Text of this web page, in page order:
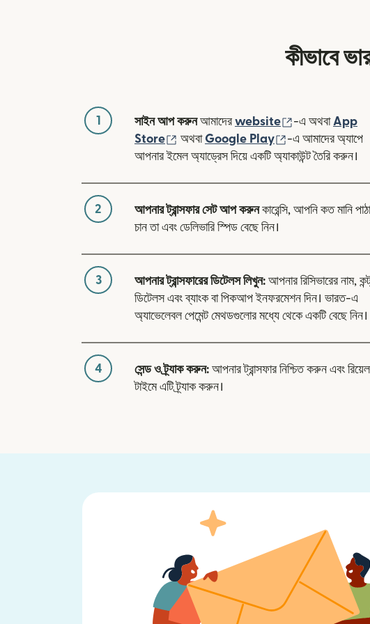
কীভাবে
1 সাইন আপ করুনআমাদেরwebsite (নতুন উইন্ডোতে
-এ অথবাApp
Store
(নতুন উইন্ডোতে খুলবে)
অথবা Google Play (নতুন উইন্ডোতে খুলবে)
-এ আমাদের অ্যাপে
আপনার ইমেল অ্যাড্রেস দিয়ে একটি অ্যাকাউন্ট তৈরি করুন।
2 আপনার ট্রান্সফার সেট আপ করুনকারেন্সি, আপনি কত মানি
চান তা এবং ডেলিভারি স্পিড বেছে নিন।
3 আপনার ট্রান্সফারের ডিটেলস লিখুন: আপনার রিসিভারের নাম,
ডিটেলস এবং ব্যাংক বা পিকআপ ইনফরমেশন দিন। ভারত-এ
অ্যাভেলেবল পেমেন্ট মেথডগুলোর মধ্যে থেকে একটি বেছে নিন।
4 সেন্ড ও ট্র্যাক করুন: আপনার ট্রান্সফার নিশ্চিত করুন এবং রিয়েল
টাইমে এটি ট্র্যাক করুন।